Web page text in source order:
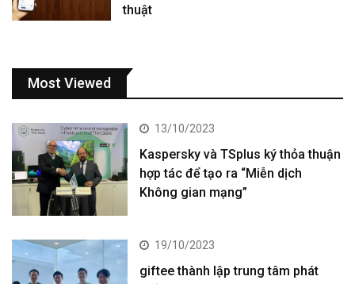
thuật
Most Viewed
13/10/2023
Kaspersky và TSplus ký thỏa thuận
hợp tác để tạo ra “Miễn dịch
Không gian mạng”
19/10/2023
giftee thành lập trung tâm phát